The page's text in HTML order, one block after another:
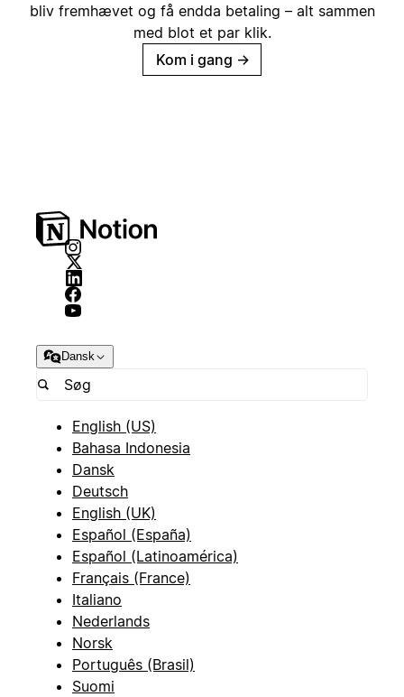
bliv fremhævet og få endda betaling – alt sammen
med blot et par klik.
Kom i gang →
Dansk
English (US)
Bahasa Indonesia
Dansk
Deutsch
English (UK)
Español (España)
Español (Latinoamérica)
Français (France)
Italiano
Nederlands
Norsk
Português (Brasil)
Suomi